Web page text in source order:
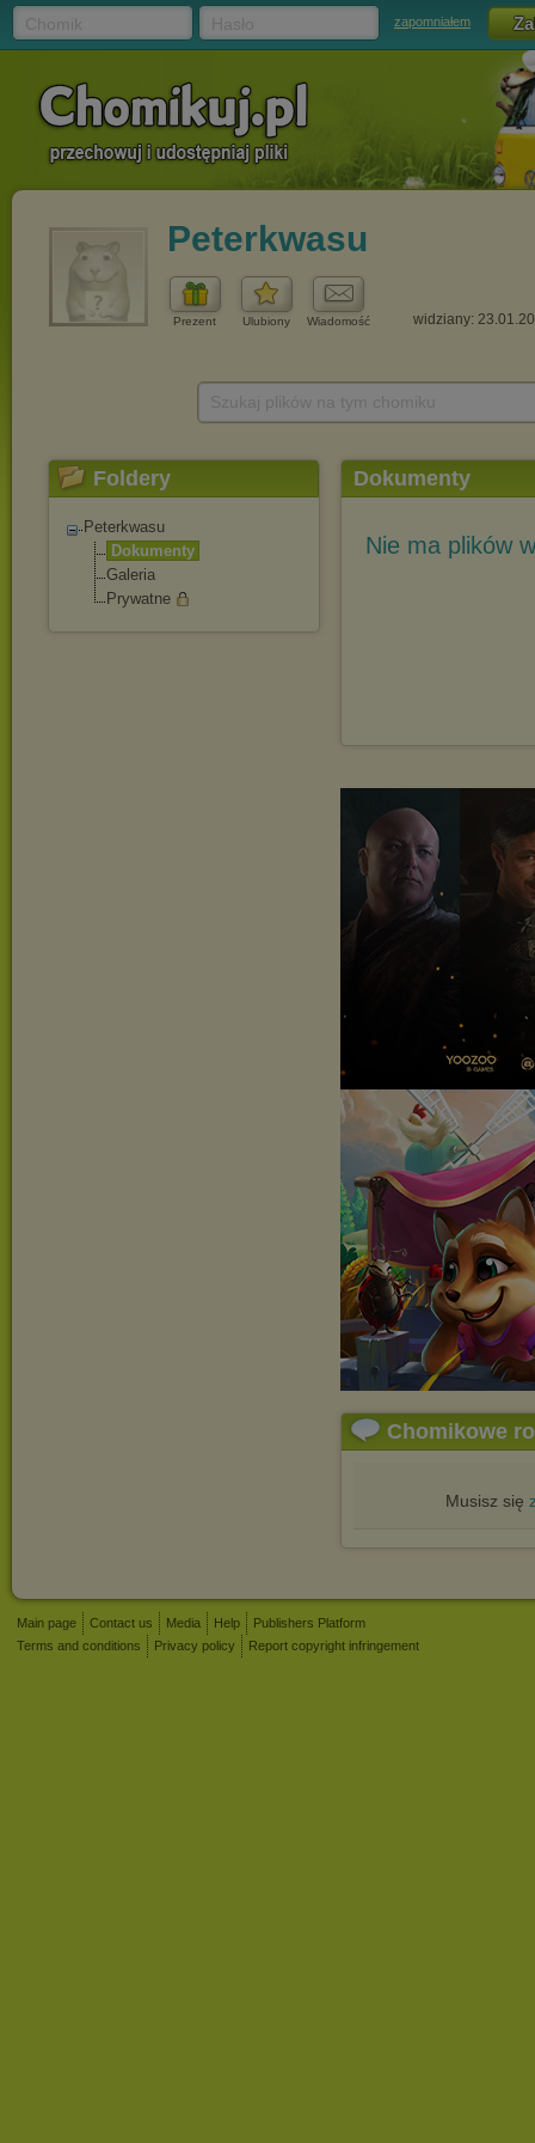
zapomniałem
Peterkwasu
Prezent Ulubiony Wiadomość widziany:
Foldery
Peterkwasu
Dokumenty
Galeria
Prywatne
Dokumenty
Nie ma plików
Chomikowe
Musisz się
Main page Contact us Media Help
Publishers Platform
Terms and conditions
Privacy policy Report copyright infringement